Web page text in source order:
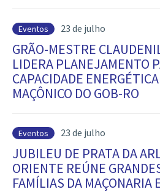
Eventos 23 de julho
GRÃO-MESTRE
LIDERA PLANEJAMENTO
CAPACIDADE
MAÇÔNICO DO GOB-RO
Eventos 23 de julho
JUBILEU DE PRATA DA
ORIENTE REÚNE
FAMÍLIAS DA MAÇONARIA